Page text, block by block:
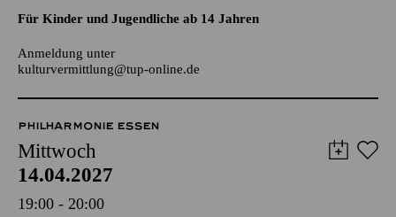
AALTO LABS
Für Kinder und Jugendliche ab 14 Jahren
kulturvermittlung@tup-online.de
PHILHARMONIE ESSEN
Mittwoch